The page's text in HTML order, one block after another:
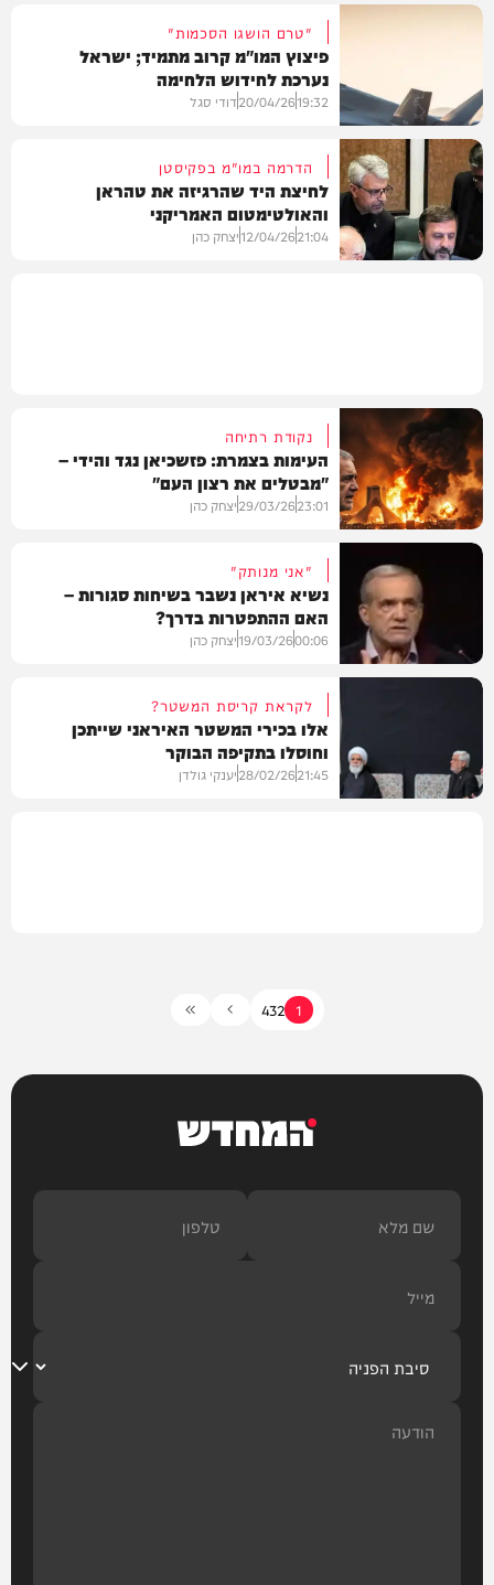
חדשות
"טרם הושגו הסכמות"
פיצוץ המו"מ קרוב מתמיד; ישראל
נערכת לחידוש הלחימה
19:32
20/04/26דודי סגל
הדרמה במו"מ בפקיסטן
לחיצת היד שהרגיזה את טהראן
והאולטימטום האמריקני
21:04
12/04/26יצחק כהן
בעולם
נקודת רתיחה
העימות בצמרת: פזשכיאן נגד והידי –
"מבטלים את רצון העם"
23:01
29/03/26יצחק כהן
"אני מנותק"
נשיא איראן נשבר בשיחות סגורות –
האם ההתפטרות בדרך?
00:06
19/03/26יצחק כהן
לקראת קריסת המשטר?
אלו בכירי המשטר האיראני שייתכן
וחוסלו בתקיפה הבוקר
21:45
28/02/26יענקי גולדן
1
2
3
4
המחדש